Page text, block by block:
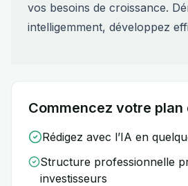
vos besoins de croissance.
intelligemment, développez
Commencez votre
Rédigez avec l’IA en
Structure professionnelle
investisseurs